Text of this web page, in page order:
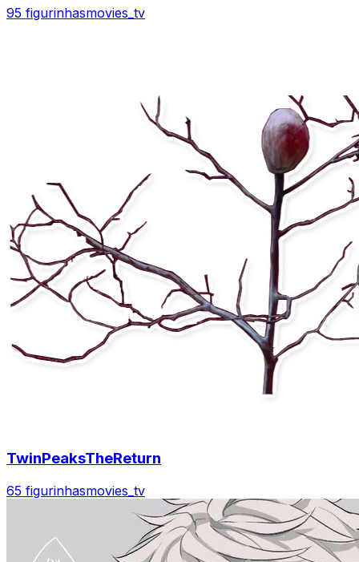
95 figurinhasmovies_tv
TwinPeaksTheReturn
65 figurinhasmovies_tv